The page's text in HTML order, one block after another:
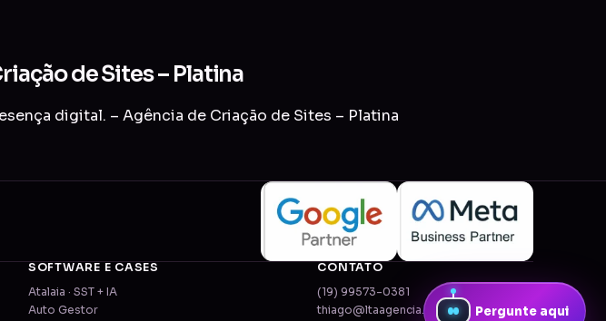
de Sites – Platina
digital. – Agência de Criação de Sites – Platina
SOFTWARE E CASES
Atalaia · SST + IA
Auto Gestor
CONTATO
(19) 99573-0381
thiago@ltaagencia.com.br
Pergunte aqui